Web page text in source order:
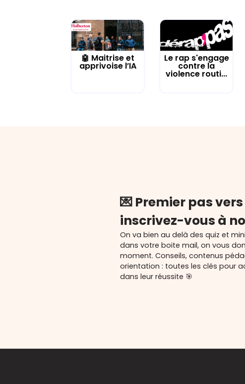
🤖 Maitrise et
apprivoise l’IA
Le rap s'engage
contre la
violence routi...
💌 Premier pas
inscrivez-vous à
On va bien au delà des quiz et
dans votre boite mail, on vous
moment. Conseils, contenus
orientation : toutes les clés pour
dans leur réussite 🎯